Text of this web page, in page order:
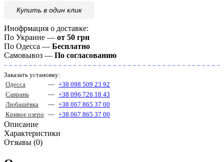
Купить в один клик
Инофрмация о доставке:
По Украине — от 50 грн
По Одесса — Бесплатно
Самовывоз — По согласованию
Заказать установку:
Одесса
— +38 098 509 23 92
Саврань
— +38 096 726 18 43
Любашёвка
— +38 067 865 37 00
Кривое озеро — +38 067 865 37 00
Описание
Характеристики
Отзывы (0)